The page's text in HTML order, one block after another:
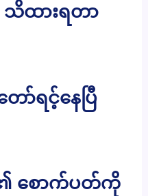
သိထားရတာ
ာ်ရင့်နေပြီ
စောက်ပတ်ကို